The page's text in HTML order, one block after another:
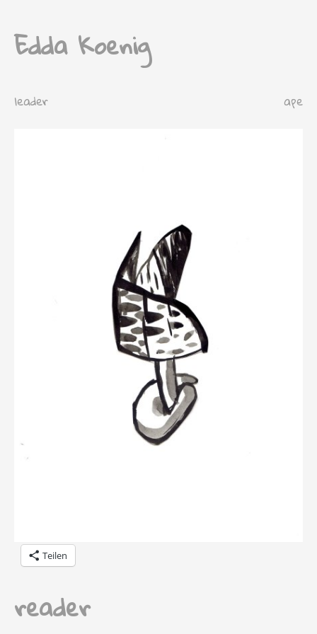
Edda Koenig
leader ape
Teilen
reader